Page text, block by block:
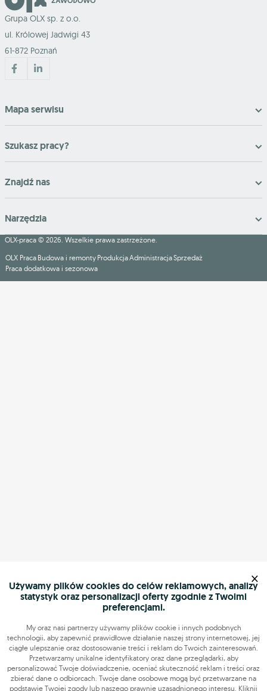
Grupa OLX sp. z o.o.
ul. Królowej Jadwigi 43
61-872 Poznań
Mapa serwisu
Szukasz pracy?
Znajdź nas
Narzędzia
OLX-praca © 2026. Wszelkie prawa zastrzeżone.
OLX Praca Budowa i remonty ProdukcjaAdministracjaSprzedaż
Praca dodatkowa i sezonowa
Używamy plików cookies do celów reklamowych, analizy
statystyk oraz personalizacji oferty zgodnie z Twoimi
preferencjami.
My oraz nasi partnerzy używamy plików cookie i innych podobnych
technologii, aby zapewnić prawidłowe działanie naszej strony internetowej, jej
ciągłe ulepszanie oraz dostosowanie treści i reklam do Twoich zainteresowań.
Przetwarzamy unikalne identyfikatory oraz dane przeglądarki, aby
personalizować Twoje doświadczenie, oceniać skuteczność reklam i treści oraz
zbierać dane o odbiorcach. Twoje dane osobowe mogą być przetwarzane na
podstawie Twojej zgody lub naszego prawnie uzasadnionego interesu. Kliknij
×